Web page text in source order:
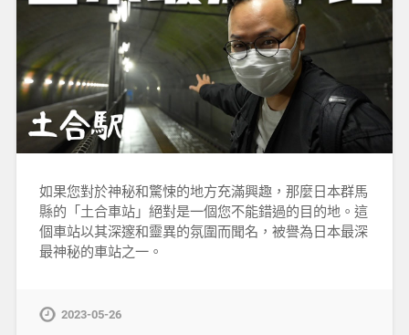
如果您對於神秘和驚悚的地方充滿興趣，那麼日本群馬
縣的「土合車站」絕對是一個您不能錯過的目的地。這
個車站以其深邃和靈異的氛圍而聞名，被譽為日本最深
最神秘的車站之一。
2023-05-26